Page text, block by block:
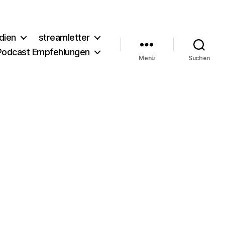
streamletter
Empfehlungen
Menü Suchen